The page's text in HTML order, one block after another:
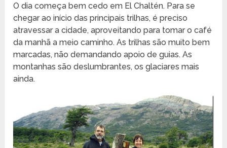
O dia começa bem cedo em El Chaltén. Para se
chegar ao início das principais trilhas, é preciso
atravessar a cidade, aproveitando para tomar o café
da manhã a meio caminho. As trilhas são muito bem
marcadas, não demandando apoio de guias. As
montanhas são deslumbrantes, os glaciares mais
ainda.